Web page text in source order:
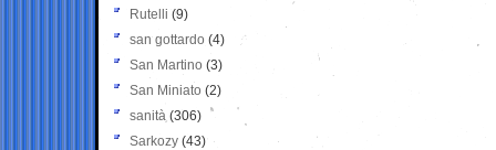
Rutelli (9)
san gottardo (4)
San Martino (3)
San Miniato (2)
sanità (306)
Sarkozy (43)